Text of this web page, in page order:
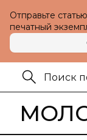
Отправьте
печатный